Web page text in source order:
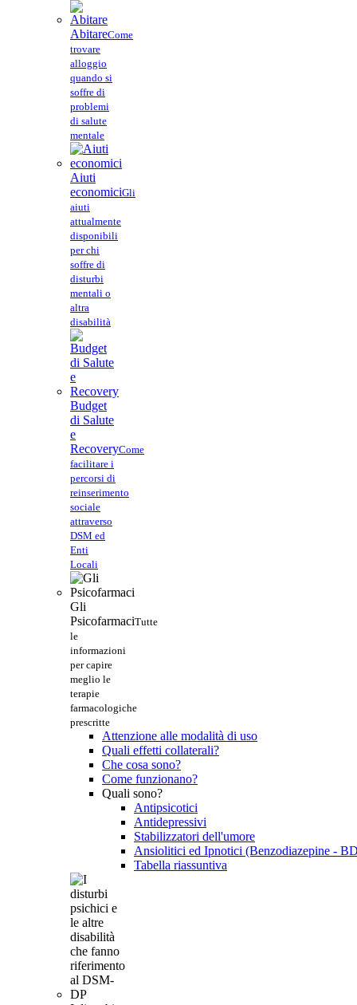
AbitareCome
trovare
alloggio
quando si
soffre di
problemi
di salute
mentale
Aiuti
economiciGli
aiuti
attualmente
disponibili
per chi
soffre di
disturbi
mentali o
altra
disabilità
Budget
di Salute
e
RecoveryCome
facilitare i
percorsi di
reinserimento
sociale
attraverso
DSM ed
Enti
Locali
Gli
PsicofarmaciTutte
le
informazioni
per capire
meglio le
terapie
farmacologiche
prescritte
Attenzione alle modalità di uso
Quali effetti collaterali?
Che cosa sono?
Come funzionano?
Quali sono?
Antipsicotici
Antidepressivi
Stabilizzatori dell'umore
Ansiolitici ed Ipnotici (Benzodiazepine -
Tabella riassuntiva